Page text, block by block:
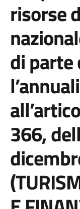
risorse
di parte
366,